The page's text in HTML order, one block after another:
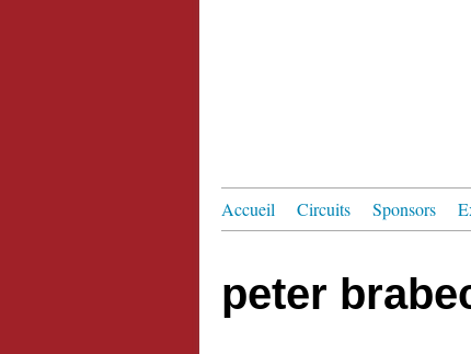
Accueil Circuits Sponsors
peter